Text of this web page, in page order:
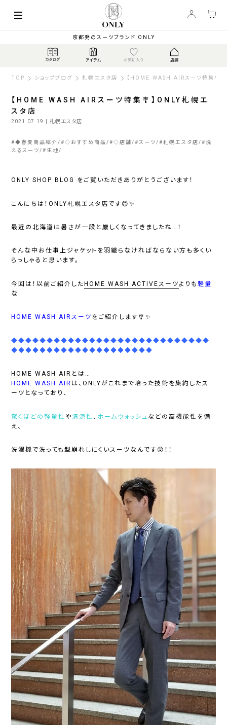
京都発のスーツブランド ONLY
TOP ショップブログ 札幌エスタ店 【HOME WASH AIRスーツ特集🎐
【HOME WASH AIRスーツ特集🎐】ONLY札幌エ
スタ店
2021.07.19 | 札幌エスタ店
#◆春夏商品紹介 #◇おすすめ商品 #◇店舗 # スーツ #札幌エスタ店 # 洗
えるスーツ # 生地
ONLY SHOP BLOG をご覧いただきありがとうございます！
こんにちは！ONLY札幌エスタ店です😊✨
最近の北海道は暑さが一段と厳しくなってきましたね…！
そんな中お仕事上ジャケットを羽織らなければならない方も多くい
らっしゃると思います。
今回は！以前ご紹介したHOME WASH ACTIVEスーツよりも軽量
な
HOME WASH AIRスーツ をご紹介します🎐✨
◆◆◆◆◆◆◆◆◆◆◆◆◆◆◆◆◆◆◆◆◆◆◆◆◆◆◆◆
◆◆◆◆◆◆◆◆◆◆◆◆◆◆◆◆◆◆◆◆
HOME WASH AIRとは…
HOME WASH AIR は、ONLYがこれまで培った技術を集約したス
ーツとなっており、
驚くほどの軽量性 や清涼性 、 ホームウォッシュ などの高機能性を備
え、
洗濯機で洗っても型崩れしにくいスーツなんです😲！！